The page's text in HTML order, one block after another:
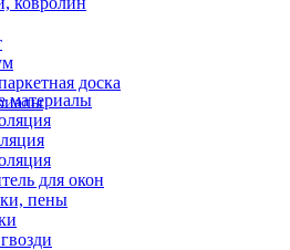
доска
материалы
для окон
пены